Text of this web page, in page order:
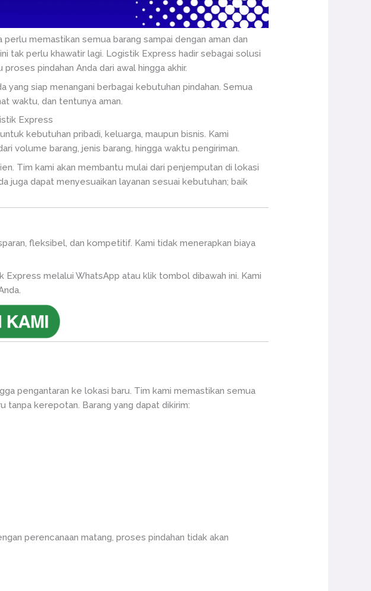
perlu memastikan semua barang sampai dengan aman dan
tak perlu khawatir lagi. Logistik Express hadir sebagai solusi
pindahan Anda dari awal hingga akhir.
siap menangani berbagai kebutuhan pindahan. Semua
waktu, dan tentunya aman.
Express
kebutuhan pribadi, keluarga, maupun bisnis. Kami
volume barang, jenis barang, hingga waktu pengiriman.
Tim kami akan membantu mulai dari penjemputan di lokasi
juga dapat menyesuaikan layanan sesuai kebutuhan; baik
fleksibel, dan kompetitif. Kami tidak menerapkan biaya
melalui WhatsApp atau klik tombol dibawah ini. Kami
pengantaran ke lokasi baru. Tim kami memastikan semua
tanpa kerepotan. Barang yang dapat dikirim:
perencanaan matang, proses pindahan tidak akan